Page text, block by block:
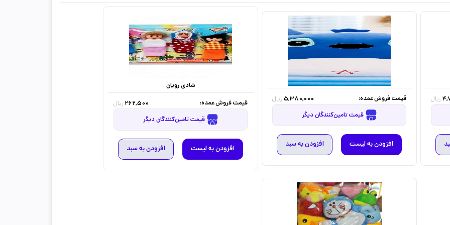
ریال قیمت فروش عمده: 5,380,000 ریال
قیمت تامین‌کنندگان دیگر
افزودن به لیست افزودن به سبد
شادی رویان
قیمت فروش عمده:
262,500 ریال
قیمت تامین‌کنندگان دیگر
افزودن به لیست افزودن به سبد